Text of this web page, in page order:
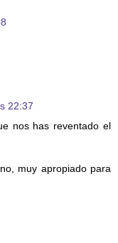
22:37
nos has reventado el
muy apropiado para